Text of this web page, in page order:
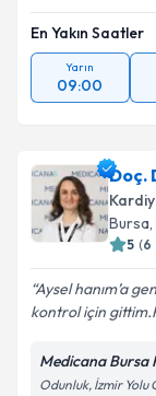
En Yakın Saatler
Yarın
09:00
Doç.
Bursa,
5 (6
Aysel hanım’a
kontrol için
Medicana Bursa
Odunluk, İzmir Yolu